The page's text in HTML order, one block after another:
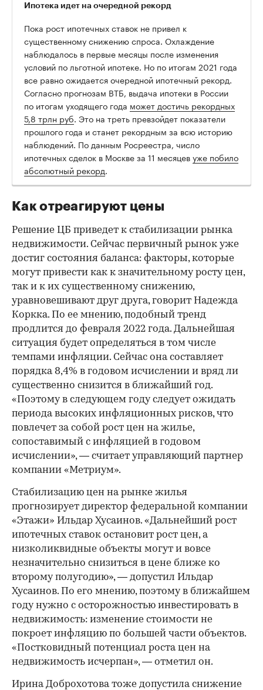
Ипотека идет на очередной рекорд
Пока рост ипотечных ставок не привел к
существенному снижению спроса. Охлаждение
наблюдалось в первые месяцы после изменения
условий по льготной ипотеке. Но по итогам 2021 года
все равно ожидается очередной ипотечный рекорд.
Согласно прогнозам ВТБ, выдача ипотеки в России
по итогам уходящего года может достичь рекордных
5,8 трлн руб. Это на треть превзойдет показатели
прошлого года и станет рекордным за всю историю
наблюдений. По данным Росреестра, число
ипотечных сделок в Москве за 11 месяцевуже побило
абсолютный рекорд.
Как отреагируют цены
Решение ЦБ приведет к стабилизации рынка
недвижимости. Сейчас первичный рынок уже
достиг состояния баланса: факторы, которые
могут привести как к значительному росту цен,
так и к их существенному снижению,
уравновешивают друг друга, говорит Надежда
Коркка. По ее мнению, подобный тренд
продлится до февраля 2022 года. Дальнейшая
ситуация будет определяться в том числе
темпами инфляции. Сейчас она составляет
порядка 8,4% в годовом исчислении и вряд ли
существенно снизится в ближайший год.
«Поэтому в следующем году следует ожидать
периода высоких инфляционных рисков, что
повлечет за собой рост цен на жилье,
сопоставимый с инфляцией в годовом
исчислении», — считает управляющий партнер
компании «Метриум».
Стабилизацию цен на рынке жилья
прогнозирует директор федеральной компании
«Этажи» Ильдар Хусаинов. «Дальнейший рост
ипотечных ставок остановит рост цен, а
низколиквидные объекты могут и вовсе
незначительно снизиться в цене ближе ко
второму полугодию», — допустил Ильдар
Хусаинов. По его мнению, поэтому в ближайшем
году нужно с осторожностью инвестировать в
недвижимость: изменение стоимости не
покроет инфляцию по большей части объектов.
«Постковидный потенциал роста цен на
недвижимость исчерпан», — отметил он.
Ирина Доброхотова тоже допустила снижение